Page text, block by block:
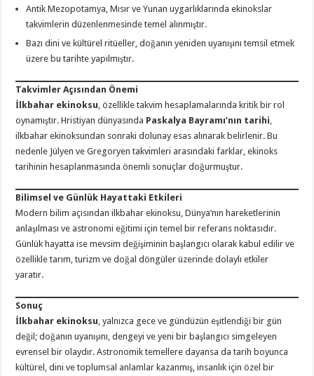
Antik Mezopotamya, Mısır ve Yunan uygarlıklarında ekinokslar
takvimlerin düzenlenmesinde temel alınmıştır.
Bazı dini ve kültürel ritüeller, doğanın yeniden uyanışını temsil etmek
üzere bu tarihte yapılmıştır.
Takvimler Açısından Önemi
İlkbahar ekinoksu , özellikle takvim hesaplamalarında kritik bir rol
oynamıştır. Hristiyan dünyasında Paskalya Bayramı’nın tarihi
ilkbahar ekinoksundan sonraki dolunay esas alınarak belirlenir. Bu
nedenle Jülyen ve Gregoryen takvimleri arasındaki farklar, ekinoks
tarihinin hesaplanmasında önemli sonuçlar doğurmuştur.
Bilimsel ve Günlük Hayattaki Etkileri
Modern bilim açısından ilkbahar ekinoksu, Dünya’nın hareketlerinin
anlaşılması ve astronomi eğitimi için temel bir referans noktasıdır.
Günlük hayatta ise mevsim değişiminin başlangıcı olarak kabul edilir ve
özellikle tarım, turizm ve doğal döngüler üzerinde dolaylı etkiler
yaratır.
Sonuç
İlkbahar ekinoksu , yalnızca gece ve gündüzün eşitlendiği bir gün
değil; doğanın uyanışını, dengeyi ve yeni bir başlangıcı simgeleyen
evrensel bir olaydır. Astronomik temellere dayansa da tarih boyunca
kültürel, dini ve toplumsal anlamlar kazanmış, insanlık için özel bir